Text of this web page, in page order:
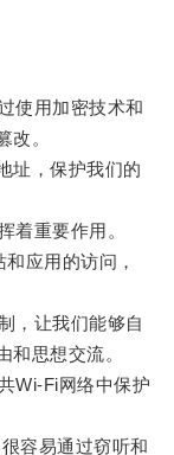
用加密技术和
改。
，保护我们的
重要作用。
应用的访问，
让我们能够自
和思想交流。
Wi-Fi网络中保护
容易通过窃听和